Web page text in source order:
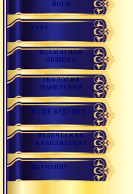
ЙОГИ
ГУРУ
ВСЕМИРНАЯ
ОБЩИНА
ЭКОЛОГИЯ
МЫШЛЕНИЯ
НАШЕ БУДУЩЕЕ
ВЕДИЧЕСКАЯ
ЦИВИЛИЗАЦИЯ
ОБУЧЕНИЕ